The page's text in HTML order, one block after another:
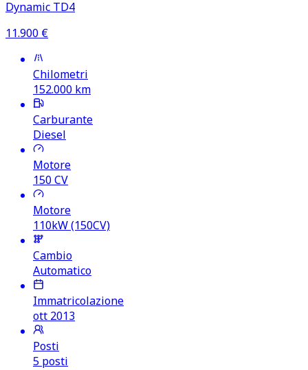
Dynamic TD4
11.900 €
Chilometri
152.000 km
Carburante
Diesel
Motore
150CV
Motore
110kW (150CV)
Cambio
Automatico
Immatricolazione
ott 2013
Posti
5 posti